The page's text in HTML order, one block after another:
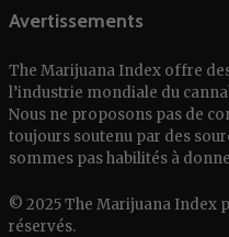
Avertissements
The Marijuana Index offre
l’industrie mondiale du
Nous ne proposons pas de
toujours soutenu par des
sommes pas habilités à
© 2025 The Marijuana Index
réservés.